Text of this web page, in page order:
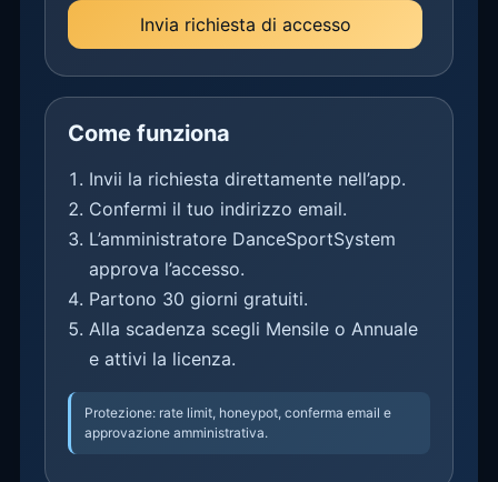
Invia richiesta di accesso
Come funziona
Invii la richiesta direttamente nell’app.
Confermi il tuo indirizzo email.
L’amministratore DanceSportSystem
approva l’accesso.
Partono 30 giorni gratuiti.
Alla scadenza scegli Mensile o Annuale
e attivi la licenza.
Protezione: rate limit, honeypot, conferma email e
approvazione amministrativa.